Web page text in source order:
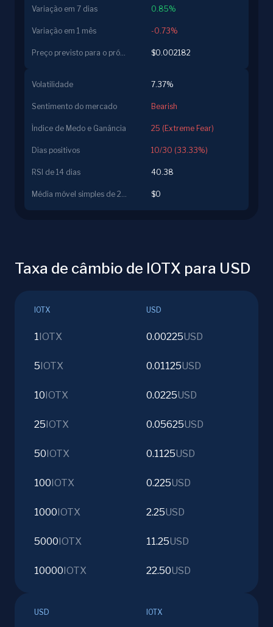
Variação em 7 dias 0.85%
Variação em 1 mês -0.73%
Preço previsto para o próximo dia $0.002182
Volatilidade 7.37%
Sentimento do mercado Bearish
Índice de Medo e Ganância 25 (Extreme Fear)
Dias positivos 10/30 (33.33%)
RSI de 14 dias 40.38
Média móvel simples de 200 dias $0
Taxa de câmbio de IOTX para USD
IOTX USD
1 IOTX 0.00225USD
5 IOTX 0.01125USD
10 IOTX 0.0225USD
25 IOTX 0.05625USD
50 IOTX 0.1125USD
100 IOTX 0.225USD
1000 IOTX 2.25USD
5000 IOTX 11.25USD
10000 IOTX 22.50USD
USD IOTX